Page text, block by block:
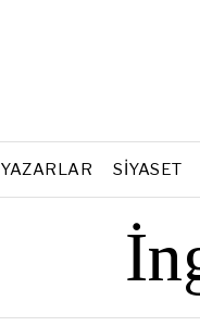
YAZARLAR SIYASET